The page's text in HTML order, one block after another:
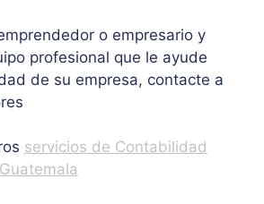
o empresario y
profesional que le ayude
de su empresa, contacte a
servicios de Contabilidad